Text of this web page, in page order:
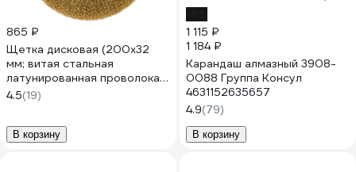
865 ₽
Щетка дисковая (200х32
мм; витая стальная
латунированная проволока
0.3 мм) для точильно-
шлифовального станка ЗУБР
4.5(19)
В корзину
1 115 ₽
1 184 ₽
Карандаш алмазный 3908-
0088 Группа Консул
4631152635657
4.9(79)
В корзину